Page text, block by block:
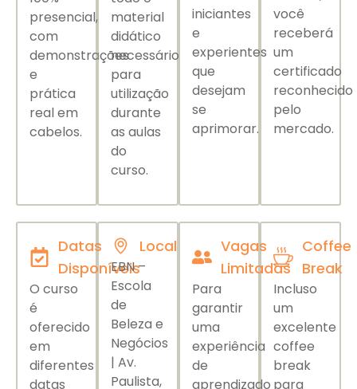
presencial,
com
demonstrações
e
prática
real em
cabelos.
material
didático
necessário
para
utilização
durante
as aulas
do
curso.
iniciantes
e
experientes
que
desejam
se
aprimorar.
você
receberá
um
certificado
reconhecido
pelo
mercado.
Datas
Disponíveis
O curso
é
oferecido
em
diferentes
datas
Local
EBN –
Escola
de
Beleza e
Negócios
| Av.
Paulista,
Vagas
Limitadas
Para
garantir
uma
experiência
de
aprendizado
Coffee
Break
Incluso
um
excelente
coffee
break
para